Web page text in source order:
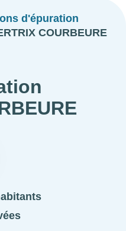
d'épuration
COURBEURE